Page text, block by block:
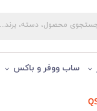
ساب ووفر و باكس